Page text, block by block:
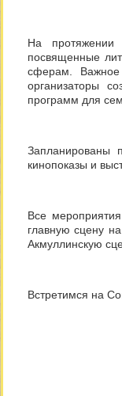
На протяжении
посвященные
сферам. Важное
организаторы
программ для
Запланированы
кинопоказы и
Все
главную сцену
Акмуллинскую
Встретимся на